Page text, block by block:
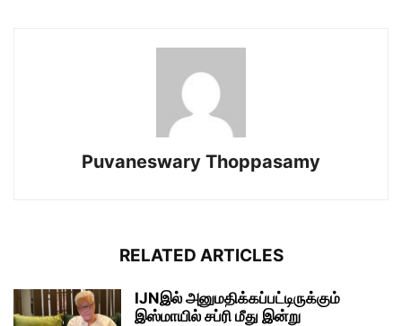
Puvaneswary Thoppasamy
RELATED ARTICLES
IJNஇல் அனுமதிக்கப்பட்டிருக்கும்
இஸ்மாயில் சப்ரி மீது இன்று